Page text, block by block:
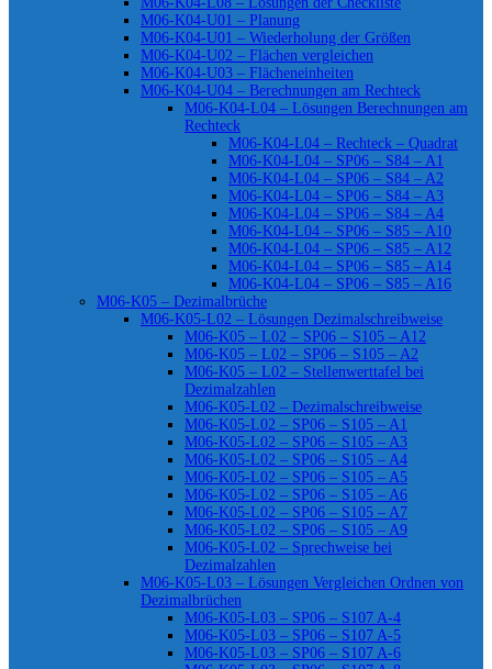
M06-K04-U01 – Planung
M06-K04-U01 – Wiederholung der Größen
M06-K04-U02 – Flächen vergleichen
M06-K04-U03 – Flächeneinheiten
M06-K04-U04 – Berechnungen am Rechteck
M06-K04-L04 – Lösungen Berechnungen am
Rechteck
M06-K04-L04 – Rechteck – Quadrat
M06-K04-L04 – SP06 – S84 – A1
M06-K04-L04 – SP06 – S84 – A2
M06-K04-L04 – SP06 – S84 – A3
M06-K04-L04 – SP06 – S84 – A4
M06-K04-L04 – SP06 – S85 – A10
M06-K04-L04 – SP06 – S85 – A12
M06-K04-L04 – SP06 – S85 – A14
M06-K04-L04 – SP06 – S85 – A16
M06-K05 – Dezimalbrüche
M06-K05-L02 – Lösungen Dezimalschreibweise
M06-K05 – L02 – SP06 – S105 – A12
M06-K05 – L02 – SP06 – S105 – A2
M06-K05 – L02 – Stellenwerttafel bei
Dezimalzahlen
M06-K05-L02 – Dezimalschreibweise
M06-K05-L02 – SP06 – S105 – A1
M06-K05-L02 – SP06 – S105 – A3
M06-K05-L02 – SP06 – S105 – A4
M06-K05-L02 – SP06 – S105 – A5
M06-K05-L02 – SP06 – S105 – A6
M06-K05-L02 – SP06 – S105 – A7
M06-K05-L02 – SP06 – S105 – A9
M06-K05-L02 – Sprechweise bei
Dezimalzahlen
M06-K05-L03 – Lösungen Vergleichen Ordnen von
Dezimalbrüchen
M06-K05-L03 – SP06 – S107 A-4
M06-K05-L03 – SP06 – S107 A-5
M06-K05-L03 – SP06 – S107 A-6